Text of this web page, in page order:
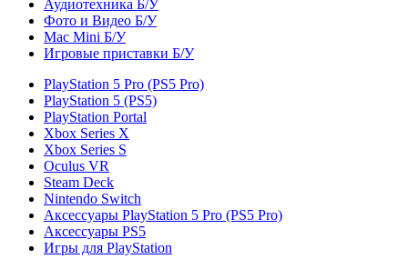
Аудиотехника Б/У
Фото и Видео Б/У
Mac Mini Б/У
Игровые приставки Б/У
PlayStation 5 Pro (PS5 Pro)
PlayStation 5 (PS5)
PlayStation Portal
Xbox Series X
Xbox Series S
Oculus VR
Steam Deck
Nintendo Switch
Аксессуары PlayStation 5 Pro (PS5 Pro)
Аксессуары PS5
Игры для PlayStation